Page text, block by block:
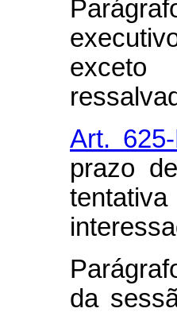
Art. 625-
prazo
da